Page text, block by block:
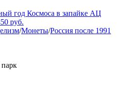
год Космоса в запайке АЦ
руб.
/Монеты/Россия после 1991